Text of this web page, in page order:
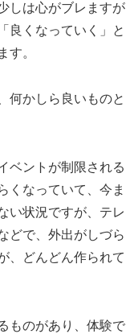
しは心がブレますが
良くなっていく」と
す。
何かしら良いものと
ベントが制限される
くなっていて、今ま
い状況ですが、テレ
どで、外出がしづら
、どんどん作られて
ものがあり、体験で